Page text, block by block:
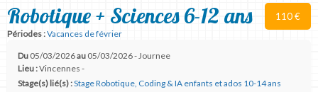
110 €
Robotique + Sciences 6-12 ans
Périodes :Vacances de février
Du 05/03/2026au 05/03/2026 - Journee
Lieu :Vincennes -
Stage(s) lié(s) :Stage Robotique, Coding & IA enfants et ados 10-14 ans